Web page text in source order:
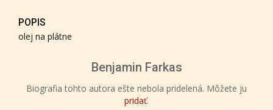
POPIS
olej na plátne
Benjamin Farkas
Biografia tohto autora ešte nebola pridelená. Môžete ju
pridať.